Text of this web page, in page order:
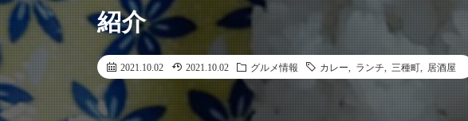
紹介
2021.10.02 2021.10.02 グルメ情報 カレー ランチ 三種町 居酒屋